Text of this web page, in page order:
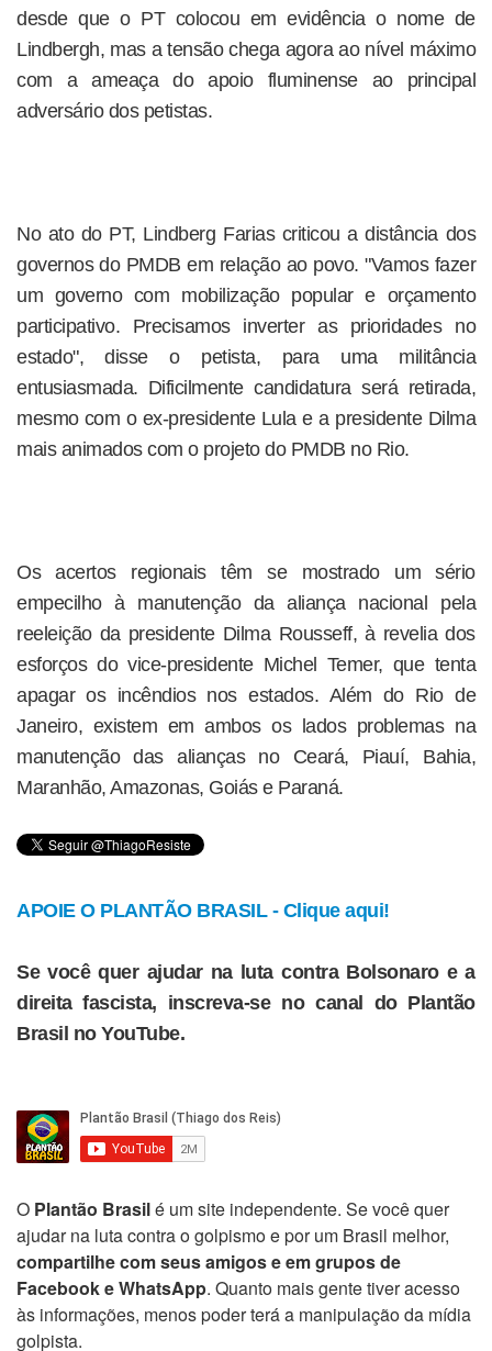
desde que o PT colocou em evidência o nome de
Lindbergh, mas a tensão chega agora ao nível máximo
com a ameaça do apoio fluminense ao principal
adversário dos petistas.
No ato do PT, Lindberg Farias criticou a distância dos
governos do PMDB em relação ao povo. "Vamos fazer
um governo com mobilização popular e orçamento
participativo. Precisamos inverter as prioridades no
estado", disse o petista, para uma militância
entusiasmada. Dificilmente candidatura será retirada,
mesmo com o ex-presidente Lula e a presidente Dilma
mais animados com o projeto do PMDB no Rio.
Os acertos regionais têm se mostrado um sério
empecilho à manutenção da aliança nacional pela
reeleição da presidente Dilma Rousseff, à revelia dos
esforços do vice-presidente Michel Temer, que tenta
apagar os incêndios nos estados. Além do Rio de
Janeiro, existem em ambos os lados problemas na
manutenção das alianças no Ceará, Piauí, Bahia,
Maranhão, Amazonas, Goiás e Paraná.
APOIE O PLANTÃO BRASIL - Clique aqui!
Se você quer ajudar na luta contra Bolsonaro e a
direita fascista, inscreva-se no canal do Plantão
Brasil no YouTube.
O Plantão Brasilé um site independente. Se você quer
ajudar na luta contra o golpismo e por um Brasil melhor,
compartilhe com seus amigos e em grupos de
Facebook e WhatsApp. Quanto mais gente tiver acesso
às informações, menos poder terá a manipulação da mídia
golpista.